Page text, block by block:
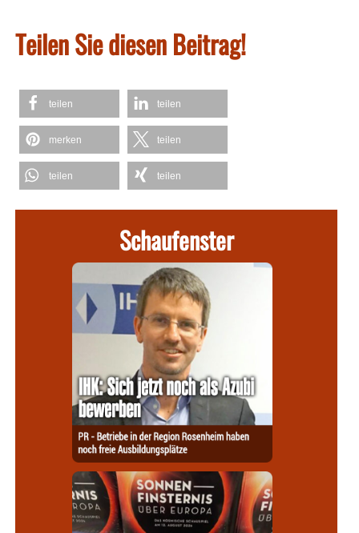
Teilen Sie diesen Beitrag!
teilen teilen
merken teilen
teilen teilen
Schaufenster